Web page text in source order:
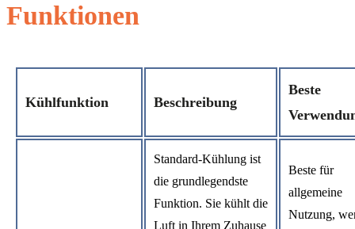
Funktionen
Kühlfunktion Beschreibung
Beste
Standard-Kühlung ist
die grundlegendste
Funktion. Sie kühlt die
Luft in Ihrem Zuhause
Beste für
allgemeine
Nutzung,